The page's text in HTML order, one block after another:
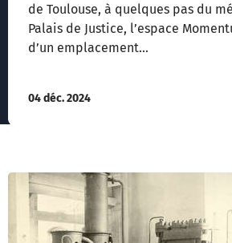
de Toulouse, à quelques pas du
Palais de Justice, l’espace
d’un emplacement...
04 déc. 2024